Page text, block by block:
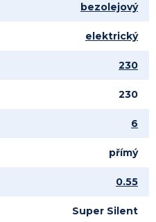
bezolejový
elektrický
230
230
6
přímý
0.55
Super Silent